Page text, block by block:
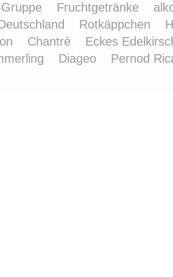
Fruchtgetränke
Rotkäppchen
Chantrè
Eckes
Diageo
Pernod